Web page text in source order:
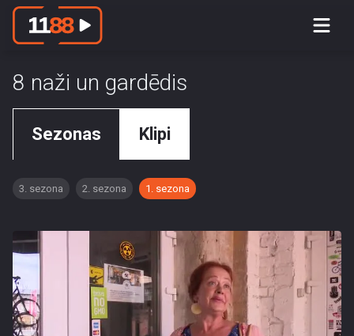
8 naži un gardēdis
Sezonas Klipi
3. sezona 2. sezona 1. sezona